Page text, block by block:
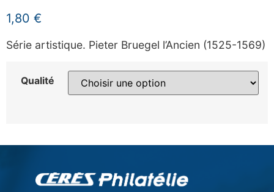
1,80 €
Série artistique. Pieter Bruegel l’Ancien (1525-1569)
Qualité